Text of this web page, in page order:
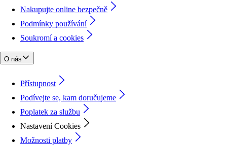
Nakupujte online bezpečně
Podmínky používání
Soukromí a cookies
O nás
Přístupnost
Podívejte se, kam doručujeme
Poplatek za službu
Nastavení Cookies
Možnosti platby